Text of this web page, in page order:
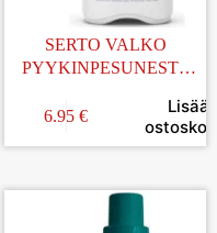
SERTO VALKO
PYYKINPESUNESTE
6.95 €
Lisää